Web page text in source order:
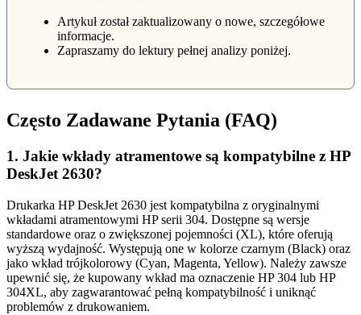
Artykuł został zaktualizowany o nowe, szczegółowe
informacje.
Zapraszamy do lektury pełnej analizy poniżej.
Często Zadawane Pytania (FAQ)
1. Jakie wkłady atramentowe są kompatybilne z HP
DeskJet 2630?
Drukarka HP DeskJet 2630 jest kompatybilna z oryginalnymi
wkładami atramentowymi HP serii 304. Dostępne są wersje
standardowe oraz o zwiększonej pojemności (XL), które oferują
wyższą wydajność. Występują one w kolorze czarnym (Black) oraz
jako wkład trójkolorowy (Cyan, Magenta, Yellow). Należy zawsze
upewnić się, że kupowany wkład ma oznaczenie HP 304 lub HP
304XL, aby zagwarantować pełną kompatybilność i uniknąć
problemów z drukowaniem.